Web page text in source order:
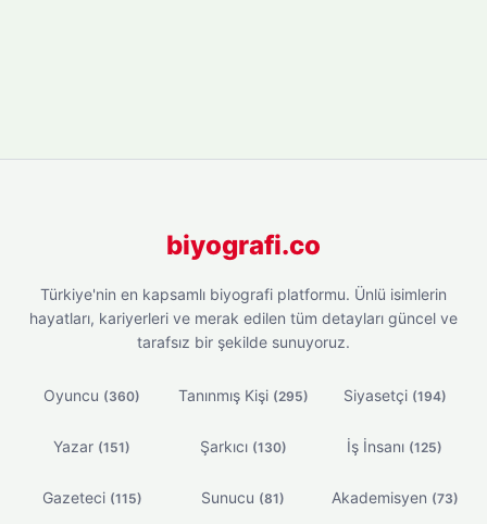
biyografi.co
Türkiye'nin en kapsamlı biyografi platformu. Ünlü isimlerin
hayatları, kariyerleri ve merak edilen tüm detayları güncel ve
tarafsız bir şekilde sunuyoruz.
Oyuncu (360) Tanınmış Kişi (295) Siyasetçi (194)
Yazar (151) Şarkıcı (130) İş İnsanı (125)
Gazeteci (115) Sunucu (81) Akademisyen (73)